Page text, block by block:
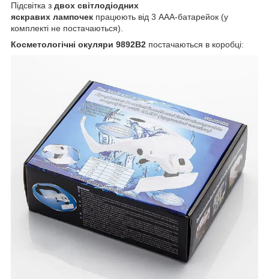
Підсвітка з двох світлодіодних
яскравих лампочек працюють від 3 AAA-батарейок (у
комплекті не постачаються).
Косметологічні окуляри 9892B2 постачаються в коробці: